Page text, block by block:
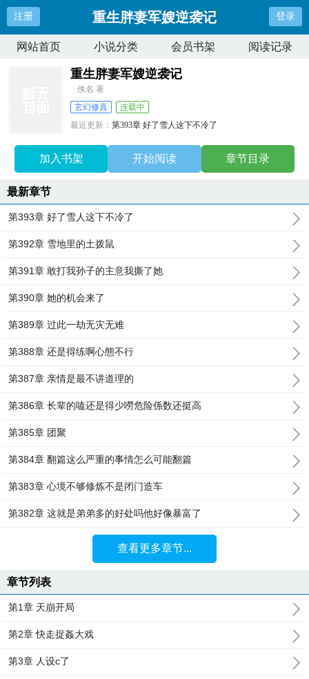
注册 重生胖妻军嫂逆袭记 登录
网站首页 小说分类 会员书架 阅读记录
重生胖妻军嫂逆袭记
佚名 著
玄幻修真
连载中
最近更新：第393章 好了雪人这下不冷了
加入书架 开始阅读 章节目录
最新章节
第393章 好了雪人这下不冷了
第392章 雪地里的土拨鼠
第391章 敢打我孙子的主意我撕了她
第390章 她的机会来了
第389章 过此一劫无灾无难
第388章 还是得练啊心態不行
第387章 亲情是最不讲道理的
第386章 长辈的嗑还是得少嘮危险係数还挺高
第385章 团聚
第384章 翻篇这么严重的事情怎么可能翻篇
第383章 心境不够修炼不是闭门造车
第382章 这就是弟弟多的好处吗他好像暴富了
查看更多章节...
章节列表
第1章 天崩开局
第2章 快走捉姦大戏
第3章 人设c了